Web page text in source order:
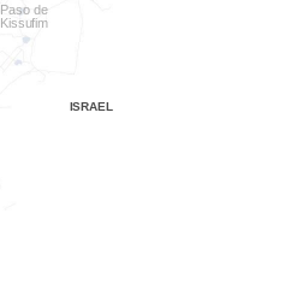
Paso de
Kissufim
ISRAEL